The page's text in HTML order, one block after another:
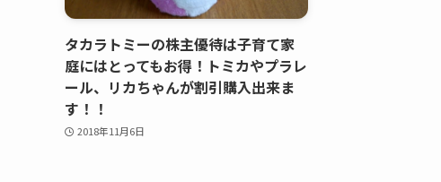
タカラトミーの株主優待は子育て家
庭にはとってもお得！トミカやプラレ
ール、リカちゃんが割引購入出来ま
す！！
2018年11月6日